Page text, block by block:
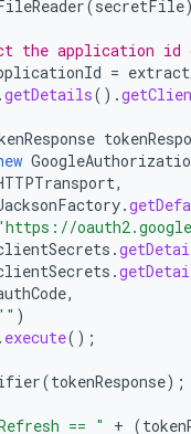
(secretFile
the application id
=
.getDetails().
,
.
.
.
,
)
. execute();
(tokenResponse);
== " + (